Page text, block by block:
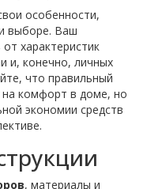
особенности,
выборе. Ваш
характеристик
и, конечно, личных
что правильный
на комфорт в доме, но
экономии средств
, материалы и